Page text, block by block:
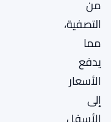
من
التصفية،
مما
يدفع
الأسعار
إلى